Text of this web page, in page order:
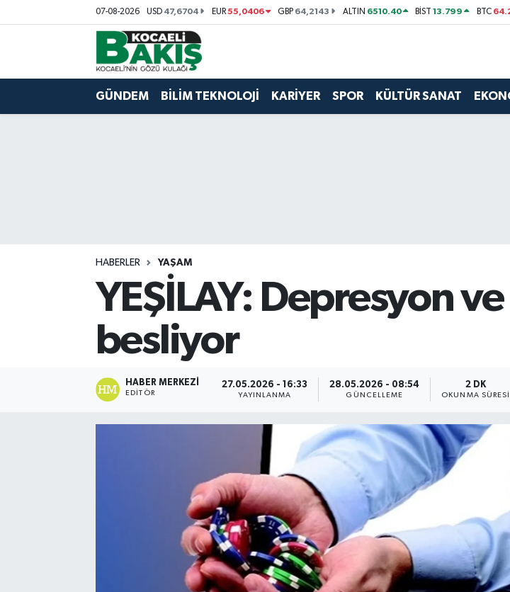
07-08-2026 USD 47,6704 EUR55,0406 GBP 64,2143 ALTIN 6510.40 BİST13.799 BTC
GÜNDEM BİLİM TEKNOLOJİ KARİYER SPOR KÜLTÜR SANAT
HABERLER YAŞAM
YEŞİLAY: Depresyon
besliyor
HABER MERKEZI
EDITÖR
27.05.2026 - 16:33
YAYINLANMA
28.05.2026 - 08:54
GÜNCELLEME
2 DK
OKUNMA SÜRESI
Kocaeli Nöbetçi Eczaneler
Kocaeli Hava Durumu